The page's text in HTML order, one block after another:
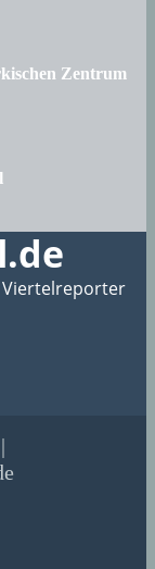
Zentrum
Viertelreporter